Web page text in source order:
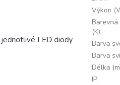
LED diody
Výkon
(K):
Barva
Barva
Délka
IP: